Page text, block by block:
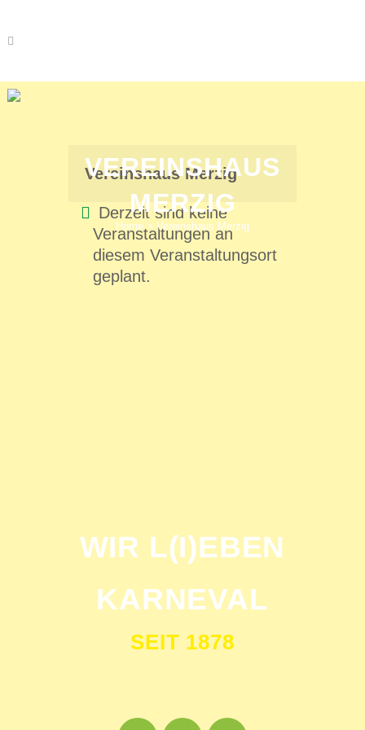
VEREINSHAUS
MERZIG
Home > Vereinshaus Merzig
Vereinshaus Merzig
Derzeit sind keine
Veranstaltungen an
diesem Veranstaltungsort
geplant.
WIR L(I)EBEN
KARNEVAL
SEIT 1878